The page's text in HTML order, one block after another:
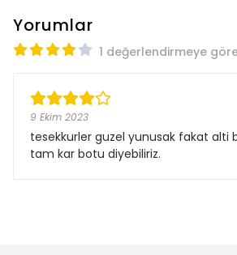
Yorumlar
1 değerlendirmeye
9 Ekim 2023
tesekkurler guzel yunusak fakat alti
tam kar botu diyebiliriz.